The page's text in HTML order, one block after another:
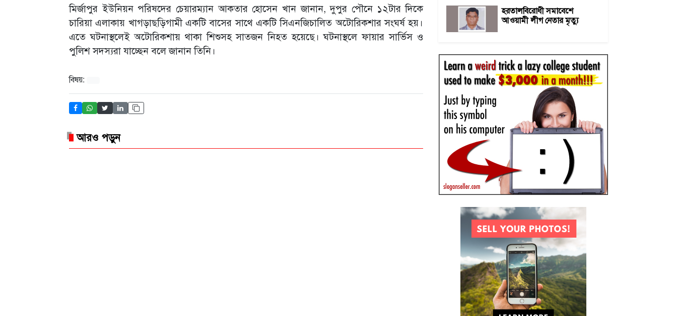
মির্জাপুর ইউনিয়ন পরিষদের চেয়ারম্যান আকতার হোসেন খান জানান, দুপুর পৌনে ১২টার দিকে
চারিয়া এলাকায় খাগড়াছড়িগামী একটি বাসের সাথে একটি সিএনজিচালিত অটোরিকশার সংঘর্ষ হয়।
এতে ঘটনাস্থলেই অটোরিকশায় থাকা শিশুসহ সাতজন নিহত হয়েছে। ঘটনাস্থলে ফায়ার সার্ভিস ও
পুলিশ সদস্যরা যাচ্ছেন বলে জানান তিনি।
বিষয়:
আরও পড়ুন
হরতালবিরোধী সমাবেশে
আওয়ামী লীগ নেতার মৃত্যু